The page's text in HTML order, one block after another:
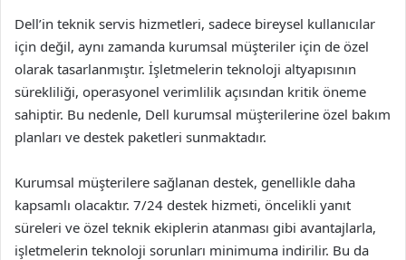
Dell’in teknik servis hizmetleri, sadece bireysel kullanıcılar
için değil, aynı zamanda kurumsal müşteriler için de özel
olarak tasarlanmıştır. İşletmelerin teknoloji altyapısının
sürekliliği, operasyonel verimlilik açısından kritik öneme
sahiptir. Bu nedenle, Dell kurumsal müşterilerine özel bakım
planları ve destek paketleri sunmaktadır.
Kurumsal müşterilere sağlanan destek, genellikle daha
kapsamlı olacaktır. 7/24 destek hizmeti, öncelikli yanıt
süreleri ve özel teknik ekiplerin atanması gibi avantajlarla,
işletmelerin teknoloji sorunları minimuma indirilir. Bu da